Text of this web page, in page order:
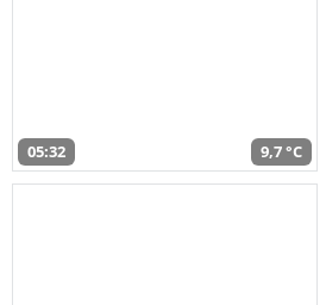
05:32 9,7 °C